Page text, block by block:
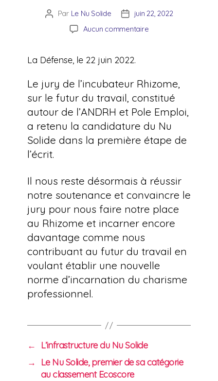
Auteur
Par Le Nu Solide
Datejuin 22, 2022
Aucun commentairesur
à
pour
le
Rhizome
La Défense, le 22 juin 2022.
Le jury de l’incubateur Rhizome,
sur le futur du travail, constitué
autour de l’ANDRH et Pole Emploi,
a retenu la candidature du Nu
Solide dans la première étape de
l’écrit.
Il nous reste désormais à réussir
notre soutenance et convaincre le
jury pour nous faire notre place
au Rhizome et incarner encore
davantage comme nous
contribuant au futur du travail en
voulant établir une nouvelle
norme d’incarnation du charisme
professionnel.
←
L’infrastructure du Nu Solide
→
Le Nu Solide, premier de sa catégorie
au classement Ecoscore